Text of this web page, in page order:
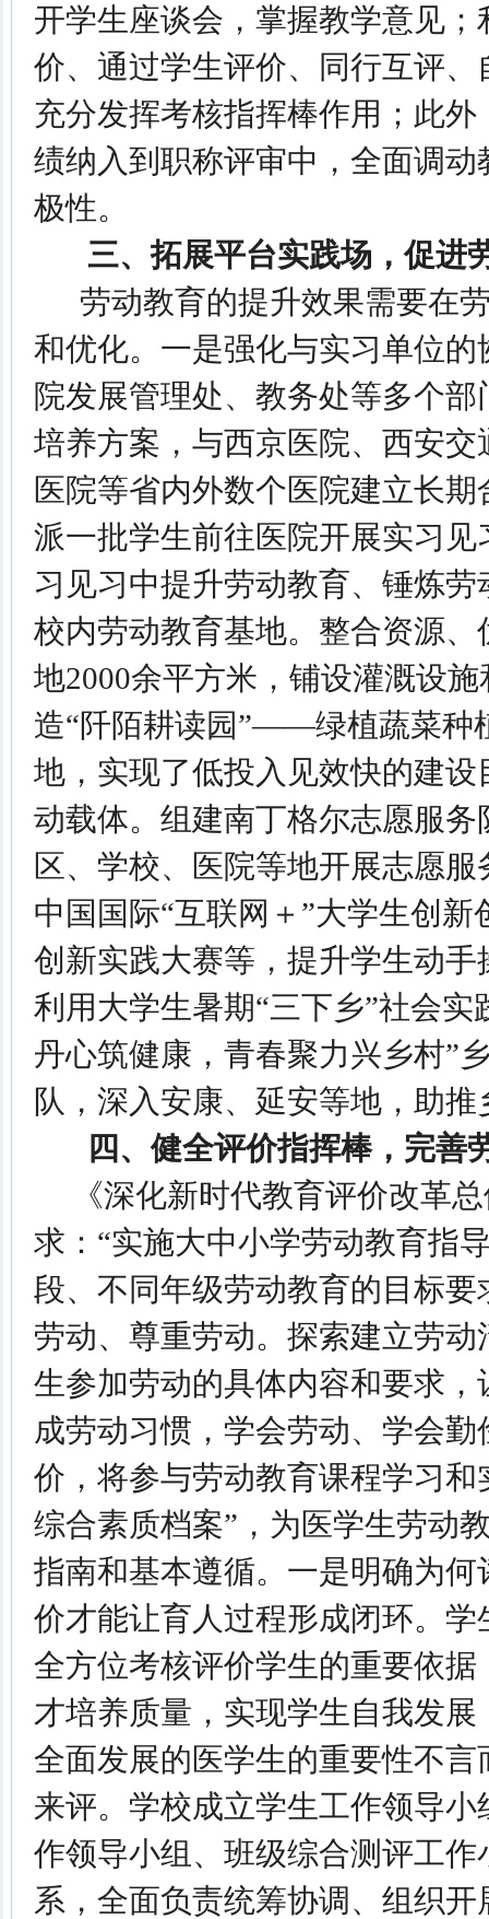
开学生座谈会，掌握教学意见；
价、通过学生评价、同行互评
充分发挥考核指挥棒作用；此
绩纳入到职称评审中，全面调
极性。
三、拓展平台实践场，促进
劳动教育的提升效果需要在
和优化。一是强化与实习单位
院发展管理处、教务处等多个
培养方案，与西京医院、西安
医院等省内外数个医院建立长
派一批学生前往医院开展实习
习见习中提升劳动教育、锤炼
校内劳动教育基地。整合资源
地2000余平方米，铺设灌溉设
造“阡陌耕读园”——绿植蔬菜种
地，实现了低投入见效快的建
动载体。组建南丁格尔志愿服
区、学校、医院等地开展志愿
中国国际“互联网＋”大学生创新
创新实践大赛等，提升学生动
利用大学生暑期“三下乡”社会实
丹心筑健康，青春聚力兴乡村”
队，深入安康、延安等地，助
四、健全评价指挥棒，完善
《深化新时代教育评价改革总
求：“实施大中小学劳动教育指
段、不同年级劳动教育的目标
劳动、尊重劳动。探索建立劳
生参加劳动的具体内容和要求
成劳动习惯，学会劳动、学会
价，将参与劳动教育课程学习
综合素质档案”，为医学生劳动
指南和基本遵循。一是明确为
价才能让育人过程形成闭环。
全方位考核评价学生的重要依
才培养质量，实现学生自我发
全面发展的医学生的重要性不
来评。学校成立学生工作领导
作领导小组、班级综合测评工作
系，全面负责统筹协调、组织